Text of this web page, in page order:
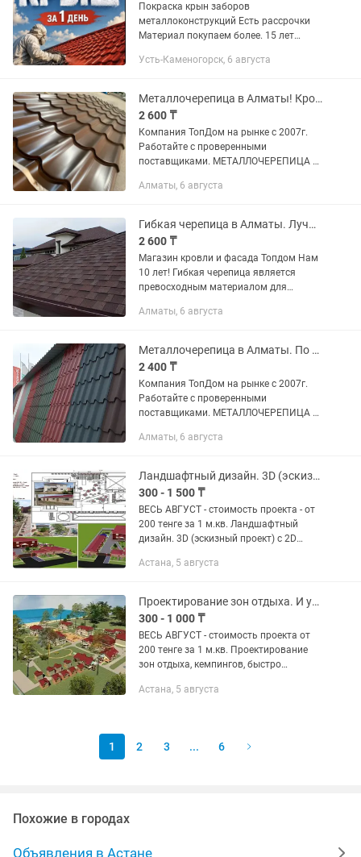
Покраска крын заборов
металлоконструкций Есть рассрочки
Материал покупаем более. 15 лет
Усть-Каменогорск, 6 августа
Металлочерепица в Алматы! Крона! Андалузия! Монтеррей! Адамант! Каскад!
2 600 ₸
Компания ТопДом на рынке с 2007г.
Работайте с проверенными
поставщиками. МЕТАЛЛОЧЕРЕПИЦА —
представляющий собои листы,
стали, покрытые полимерным...
Алматы, 6 августа
Гибкая черепица в Алматы. Лучшие бренды:Shinglas, Ruflex, Döcke и др.
2 600 ₸
Магазин кровли и фасада Топдом Нам
10 лет! Гибкая черепица является
превосходным материалом для
себе множество преимуществ, а
Алматы, 6 августа
Металлочерепица в Алматы. По ценам завода изготовителя.
2 400 ₸
Компания ТопДом на рынке с 2007г.
Работайте с проверенными
поставщиками. МЕТАЛЛОЧЕРЕПИЦА —
представляющий собои листы,
стали, покрытые полимерным...
Алматы, 6 августа
Ландшафтный дизайн. 3D (эскизный проект) с 2D чертежами и схемами.
300 - 1 500 ₸
ВЕСЬ АВГУСТ - стоимость проекта - от
200 тенге за 1 м.кв. Ландшафтный
дизайн. 3D (эскизный проект) с 2D
дорожкам и с разбивкой по зонам
Астана, 5 августа
Проектирование зон отдыха. И участков любого назначения. В 3D формате.
300 - 1 000 ₸
ВЕСЬ АВГУСТ - стоимость проекта от
200 тенге за 1 м.кв. Проектирование
зон отдыха, кемпингов, быстро
(под офисы, отделы продаж, столовые,
Астана, 5 августа
1 2 3 ... 6
Похожие в городах
Объявления в Астане